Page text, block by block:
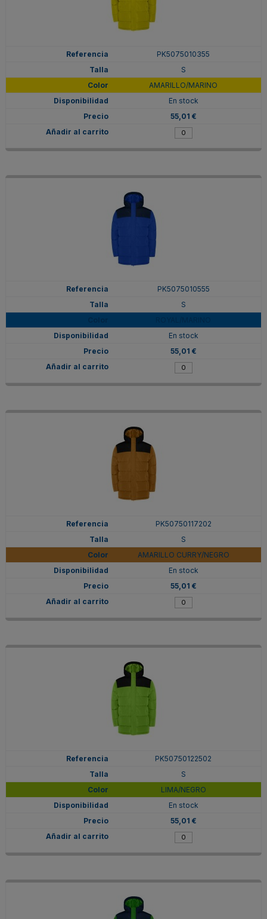
PK5075010355
S
AMARILLO/MARINO
En stock
55,01 €
PK5075010555
S
En stock
55,01 €
PK50750117202
S
AMARILLO CURRY/NEGRO
En stock
55,01 €
PK50750122502
S
LIMA/NEGRO
En stock
55,01 €